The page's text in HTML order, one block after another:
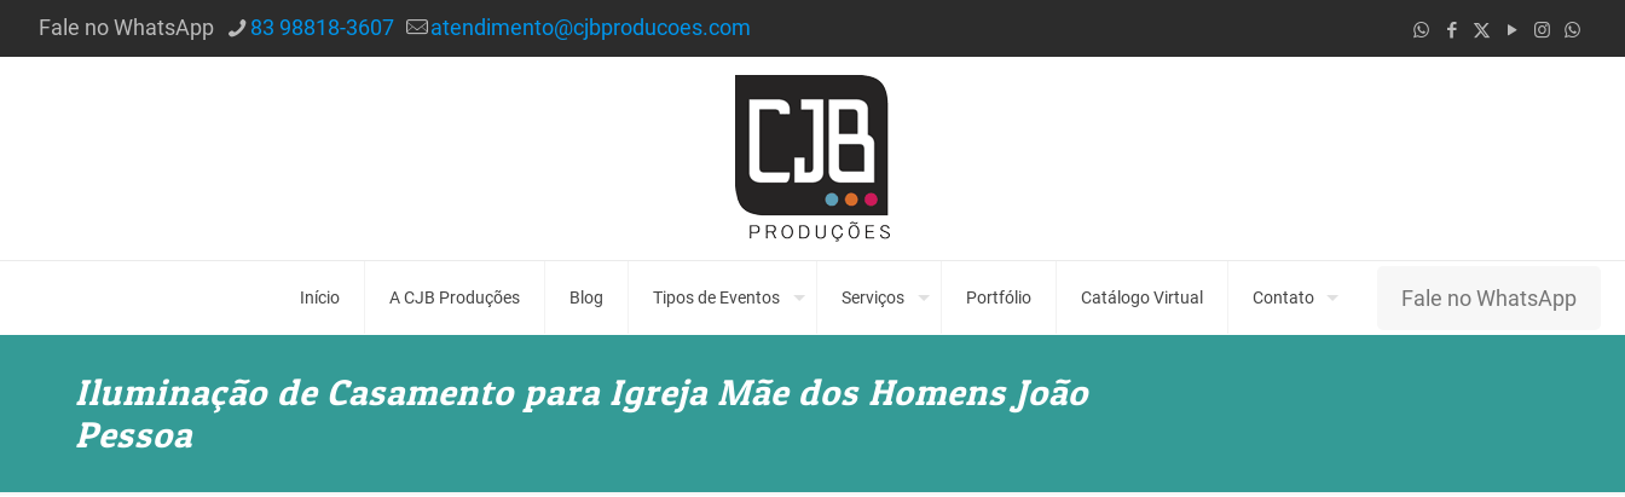
Fale no WhatsApp 83 98818-3607 atendimento@cjbproducoes.com
Início A CJB Produções Blog Tipos de Eventos Serviços Portfólio Catálogo Virtual Contato Fale no WhatsApp
Iluminação de Casamento para Igreja Mãe dos Homens João
Pessoa